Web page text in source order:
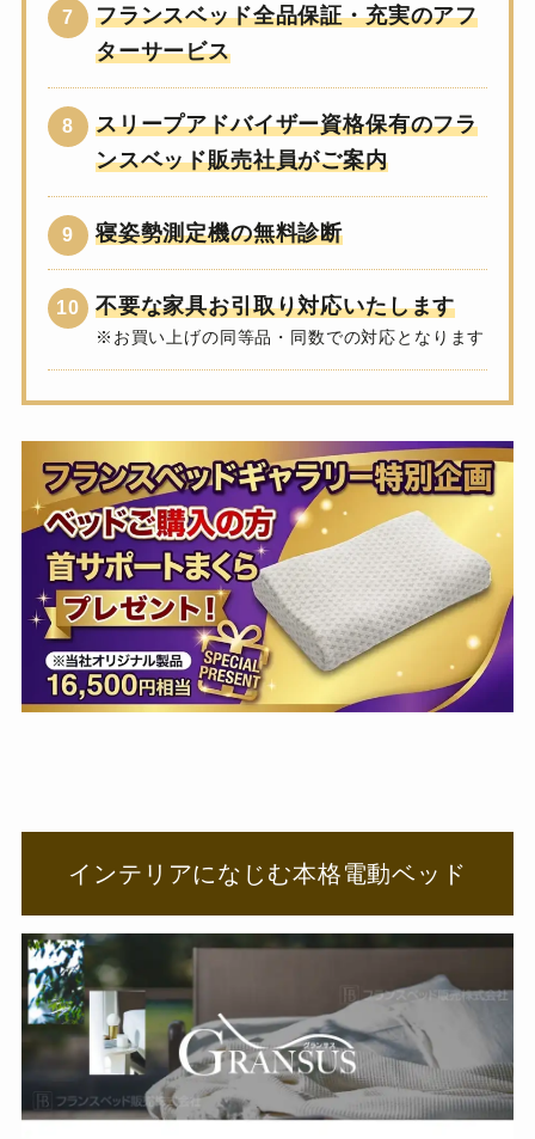
フランスベッド全品保証・充実のアフ
ターサービス
スリープアドバイザー資格保有のフラ
ンスベッド販売社員がご案内
寝姿勢測定機の無料診断
不要な家具お引取り対応いたします
※お買い上げの同等品・同数での対応となります
インテリアになじむ本格電動ベッド